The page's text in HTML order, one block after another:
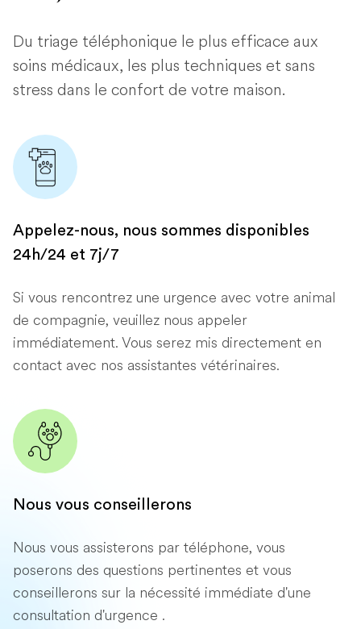
Du triage téléphonique le plus efficace aux
soins médicaux, les plus techniques et sans
stress dans le confort de votre maison.
Appelez-nous, nous sommes disponibles
24h/24 et 7j/7
Si vous rencontrez une urgence avec votre animal
de compagnie, veuillez nous appeler
immédiatement. Vous serez mis directement en
contact avec nos assistantes vétérinaires.
Nous vous conseillerons
Nous vous assisterons par téléphone, vous
poserons des questions pertinentes et vous
conseillerons sur la nécessité immédiate d'une
consultation d'urgence .